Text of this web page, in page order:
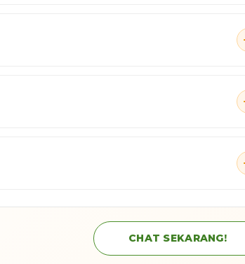
CHAT SEKARANG!